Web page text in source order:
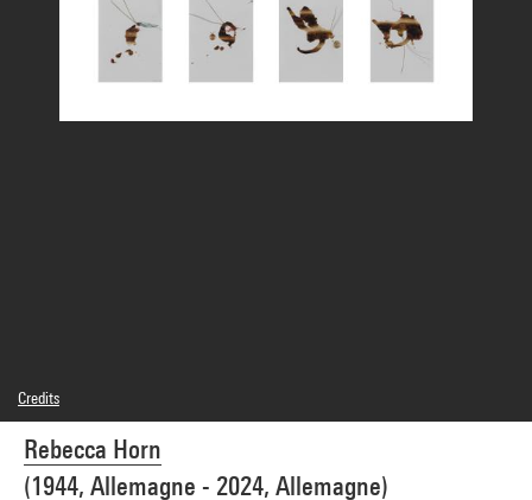
Rebecca Horn
(1944, Allemagne - 2024, Allemagne)
Credits
© Adagp, Paris
Photo credits : Centre Pompidou, MNAM-CCI/Philippe Migeat/Dist. GrandPalaisRmn
Image reference : 4N12033
Image presentation :GrandPalaisRmnPhoto